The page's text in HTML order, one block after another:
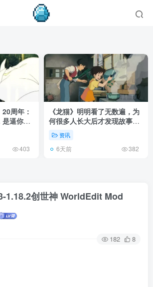
20周年：
逼你承
403
《龙猫》明明看了无数遍，为
何很多人长大后才发现故事根
本不在 1988 年！
资讯
6天前 382
1.18.2创世神 WorldEdit Mod
182 8